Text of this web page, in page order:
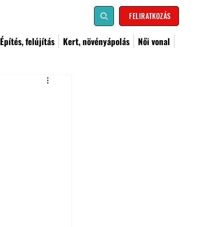
FELIRATKOZÁS
Építés, felújítás Kert, növényápolás
Női vonal